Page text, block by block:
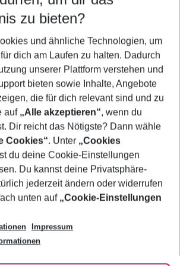
5-8 Nächte
Keine Kinder
Filter anzeigen
ändern
zu bieten?
und ähnliche Technologien, um
dich am Laufen zu halten. Dadurch
unserer Plattform verstehen und
bieten sowie Inhalte, Angebote
die für dich relevant sind und zu
auf „Alle akzeptieren“, wenn du
Dir reicht das Nötigste? Dann wähle
Cookies“. Unter „Cookies
du deine Cookie-Einstellungen
Du kannst deine Privatsphäre-
jederzeit ändern oder widerrufen
unten auf „Cookie-Einstellungen
Impressum